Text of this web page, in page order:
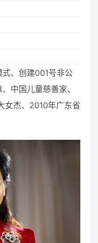
、创建001号非公
中国儿童慈善家、
女杰、2010年广东省